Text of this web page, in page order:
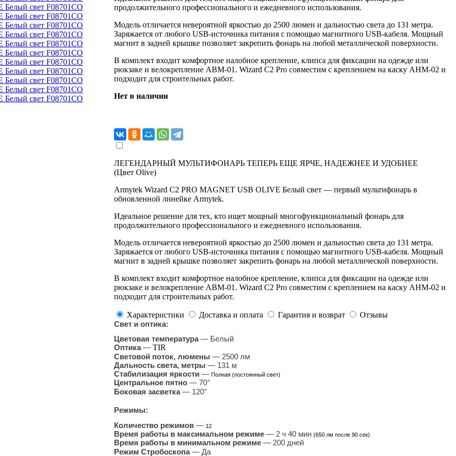
продолжительного профессионального и ежедневного использования.
Модель отличается невероятной яркостью до 2500 люмен и дальностью света до 131 метра.
Заряжается от любого USB-источника питания с помощью магнитного USB-кабеля. Мощный
магнит в задней крышке позволяет закрепить фонарь на любой металлической поверхности.
В комплект входит комфортное налобное крепление, клипса для фиксации на одежде или
рюкзаке и велокрепление ABM-01. Wizard C2 Pro совместим с креплением на каску AHM-02 и
подходит для строительных работ.
Нет в наличии
ЛЕГЕНДАРНЫЙ МУЛЬТИФОНАРЬ ТЕПЕРЬ ЕЩЕ ЯРЧЕ, НАДЕЖНЕЕ И УДОБНЕЕ
(Цвет Olive)
Armytek Wizard C2 PRO MAGNET USB OLIVE Белый свет — первый мультифонарь в
обновленной линейке Armytek.
Идеальное решение для тех, кто ищет мощный многофункциональный фонарь для
продолжительного профессионального и ежедневного использования.
Модель отличается невероятной яркостью до 2500 люмен и дальностью света до 131 метра.
Заряжается от любого USB-источника питания с помощью магнитного USB-кабеля. Мощный
магнит в задней крышке позволяет закрепить фонарь на любой металлической поверхности.
В комплект входит комфортное налобное крепление, клипса для фиксации на одежде или
рюкзаке и велокрепление ABM-01. Wizard C2 Pro совместим с креплением на каску AHM-02 и
подходит для строительных работ.
Характеристики Доставка и оплата Гарантия и возврат
Отзывы
Свет и оптика:
Цветовая температура— Белый
Оптика— TIR
Световой поток, люмены — 2500 лм
Дальность света, метры — 131 м
Стабилизация яркости — Полная (постоянный свет)
Центральное пятно — 70°
Боковая засветка— 120°
Режимы:
Количество режимов — 12
Время работы в максимальном режиме — 2 ч 40 мин (650 лм после 90 сек)
Время работы в минимальном режиме — 200 дней
Режим Стробоскопа— Да